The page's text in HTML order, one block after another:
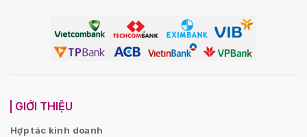
GIỚI THIỆU
Hợp tác kinh doanh